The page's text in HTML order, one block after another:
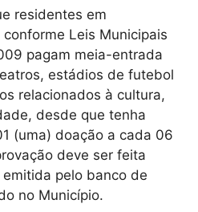
residentes em
Leis Municipais
pagam meia-entrada
estádios de futebol
relacionados à cultura,
desde que tenha
(uma) doação a cada 06
deve ser feita
pelo banco de
no Município.